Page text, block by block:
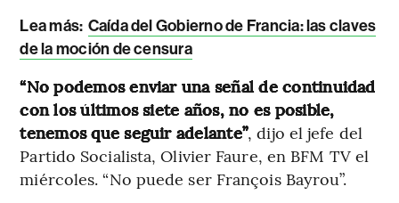
Lea más: Caída del Gobierno de Francia: las claves
de la moción de censura
“No podemos enviar una señal de continuidad
con los últimos siete años, no es posible,
tenemos que seguir adelante”, dijo el jefe del
Partido Socialista, Olivier Faure, en BFM TV el
miércoles. “No puede ser François Bayrou”.